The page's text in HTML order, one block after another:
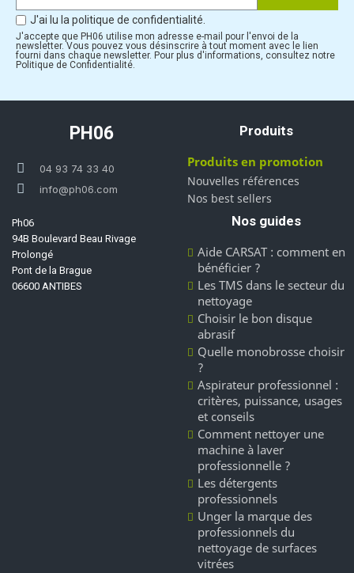
J'ai lu la politique de confidentialité.
J'accepte que PH06 utilise mon adresse e-mail pour l'envoi de la
newsletter. Vous pouvez vous désinscrire à tout moment avec le lien
fourni dans chaque newsletter. Pour plus d'informations, consultez notre
Politique de Confidentialité.
PH06
04 93 74 33 40
info@ph06.com
Ph06
94B Boulevard Beau Rivage
Prolongé
Pont de la Brague
06600 ANTIBES
Produits
Produits en promotion
Nouvelles références
Nos best sellers
Nos guides
Aide CARSAT : comment en
bénéficier ?
Les TMS dans le secteur du
nettoyage
Choisir le bon disque
abrasif
Quelle monobrosse choisir
?
Aspirateur professionnel :
critères, puissance, usages
et conseils
Comment nettoyer une
machine à laver
professionnelle ?
Les détergents
professionnels
Unger la marque des
professionnels du
nettoyage de surfaces
vitrées